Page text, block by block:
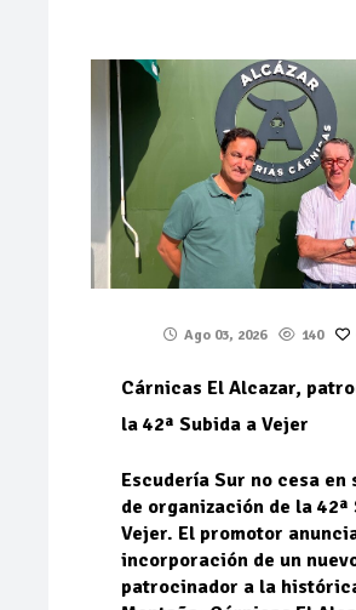
Ago 03, 2026 140
Cárnicas El Alcazar,
la 42ª Subida a Vejer
Escudería Sur no cesa en
de organización de la 42ª
Vejer. El promotor
incorporación de un
patrocinador a la